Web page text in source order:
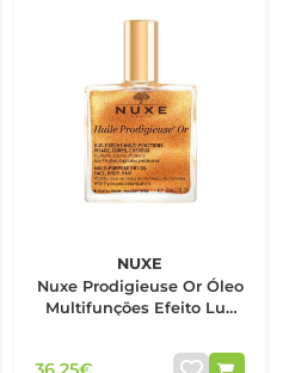
NUXE
Nuxe Prodigieuse Or Óleo
Multifunções Efeito Luz